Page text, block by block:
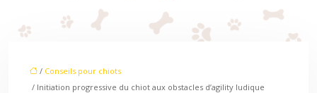
/ Conseils pour chiots
/ Initiation progressive du chiot aux obstacles d’agility ludique